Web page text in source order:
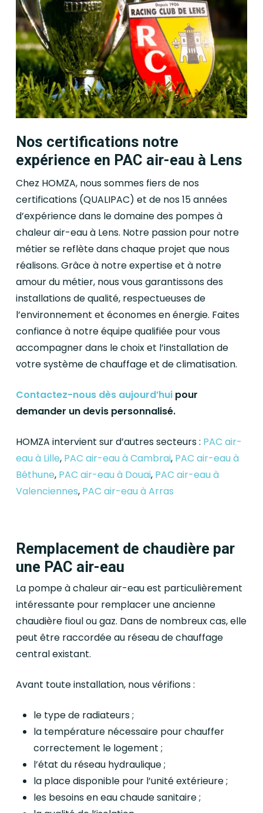
Nos certifications notre
expérience en PAC air-eau à Lens
Chez HOMZA, nous sommes fiers de nos
certifications (QUALIPAC) et de nos 15 années
d’expérience dans le domaine des pompes à
chaleur air-eau à Lens. Notre passion pour notre
métier se reflète dans chaque projet que nous
réalisons. Grâce à notre expertise et à notre
amour du métier, nous vous garantissons des
installations de qualité, respectueuses de
l’environnement et économes en énergie. Faites
confiance à notre équipe qualifiée pour vous
accompagner dans le choix et l’installation de
votre système de chauffage et de climatisation.
Contactez-nous dès aujourd’huipour
demander un devis personnalisé.
HOMZA intervient sur d’autres secteurs : PAC air-
eau à Lille, PAC air-eau à Cambrai, PAC air-eau à
Béthune, PAC air-eau à Douai, PAC air-eau à
Valenciennes, PAC air-eau à Arras
Remplacement de chaudière par
une PAC air-eau
La pompe à chaleur air-eau est particulièrement
intéressante pour remplacer une ancienne
chaudière fioul ou gaz. Dans de nombreux cas, elle
peut être raccordée au réseau de chauffage
central existant.
Avant toute installation, nous vérifions :
le type de radiateurs ;
la température nécessaire pour chauffer
correctement le logement ;
l’état du réseau hydraulique ;
la place disponible pour l’unité extérieure ;
les besoins en eau chaude sanitaire ;